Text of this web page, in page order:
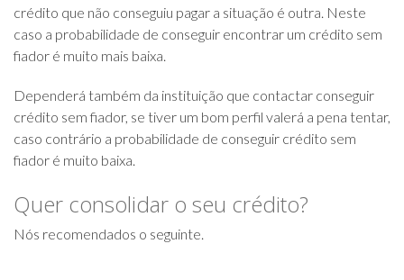
crédito que não conseguiu pagar a situação é outra. Neste
caso a probabilidade de conseguir encontrar um crédito sem
fiador é muito mais baixa.
Dependerá também da instituição que contactar conseguir
crédito sem fiador, se tiver um bom perfil valerá a pena tentar,
caso contrário a probabilidade de conseguir crédito sem
fiador é muito baixa.
Quer consolidar o seu crédito?
Nós recomendados o seguinte.